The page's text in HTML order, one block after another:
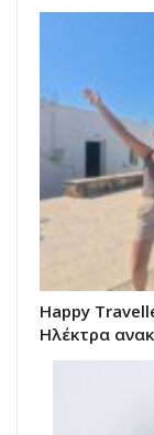
Happy
Ηλέκτρα